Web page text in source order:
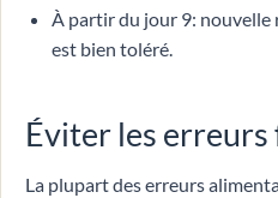
À partir du jour 9:
est bien toléré.
Éviter les
La plupart des erreurs